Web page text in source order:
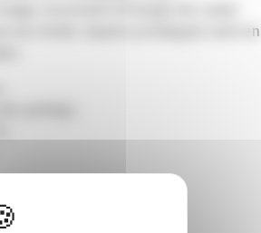
économie d’énergie etc.) pour
ses droits. Quatre prototypes sont en
: